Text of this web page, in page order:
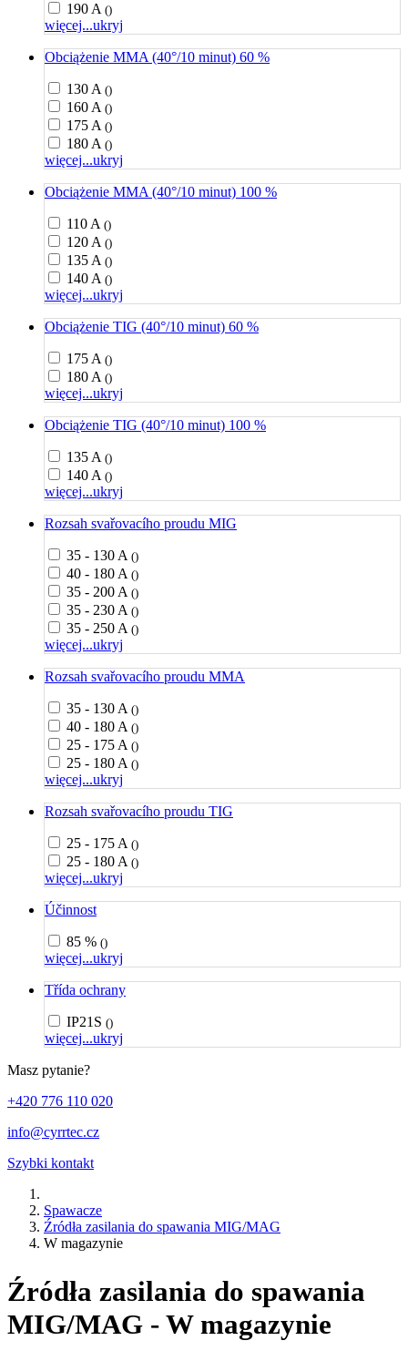
190 A ()
więcej...ukryj
Obciążenie MMA (40°/10 minut) 60 %
130 A ()
160 A ()
175 A ()
180 A ()
więcej...ukryj
Obciążenie MMA (40°/10 minut) 100 %
110 A ()
120 A ()
135 A ()
140 A ()
więcej...ukryj
Obciążenie TIG (40°/10 minut) 60 %
175 A ()
180 A ()
więcej...ukryj
Obciążenie TIG (40°/10 minut) 100 %
135 A ()
140 A ()
więcej...ukryj
Rozsah svařovacího proudu MIG
35 - 130 A ()
40 - 180 A ()
35 - 200 A ()
35 - 230 A ()
35 - 250 A ()
więcej...ukryj
Rozsah svařovacího proudu MMA
35 - 130 A ()
40 - 180 A ()
25 - 175 A ()
25 - 180 A ()
więcej...ukryj
Rozsah svařovacího proudu TIG
25 - 175 A ()
25 - 180 A ()
więcej...ukryj
Účinnost
85 % ()
więcej...ukryj
Třída ochrany
IP21S ()
więcej...ukryj
Masz pytanie?
+420 776 110 020
info@cyrrtec.cz
Szybki kontakt
Spawacze
Źródła zasilania do spawania MIG/MAG
W magazynie
Źródła zasilania do spawania
MIG/MAG - W magazynie